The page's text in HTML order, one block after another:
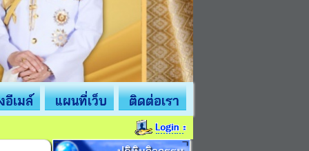
อีเมล์ แผนที่เว็บ ติดต่อเรา